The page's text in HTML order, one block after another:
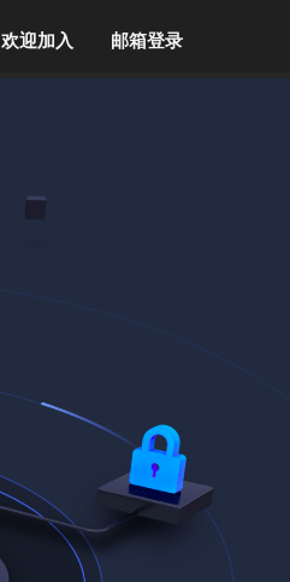
欢迎加入 邮箱登录